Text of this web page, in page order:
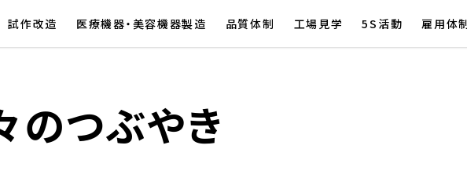
試作改造 医療機器・美容機器製造 品質体制 工場見学 5S活動 雇用体
のつぶやき